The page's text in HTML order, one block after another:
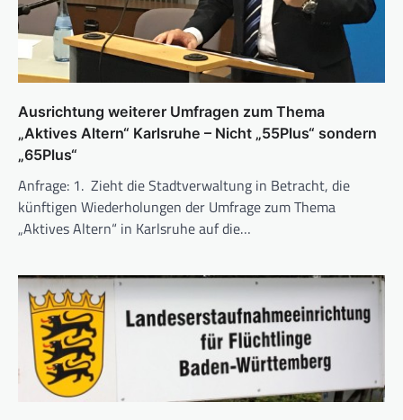
Ausrichtung weiterer Umfragen zum Thema
„Aktives Altern“ Karlsruhe – Nicht „55Plus“ sondern
„65Plus“
Anfrage: 1. Zieht die Stadtverwaltung in Betracht, die
künftigen Wiederholungen der Umfrage zum Thema
„Aktives Altern“ in Karlsruhe auf die…